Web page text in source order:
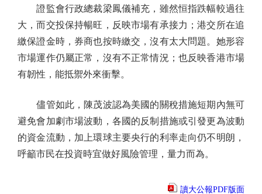
證監會行政總裁梁鳳儀補充，雖然恒指跌幅較過往
大，而交投保持暢旺，反映市場有承接力；港交所在追
繳保證金時，券商也按時繳交，沒有太大問題。她形容
市場運作仍屬正常，沒有不正常情況；也反映香港市場
有韌性，能抵禦外來衝擊。
儘管如此，陳茂波認為美國的關稅措施短期內無可
避免會加劇市場波動，各國的反制措施或引發更為波動
的資金流動，加上環球主要央行的利率走向仍不明朗，
呼籲市民在投資時宜做好風險管理，量力而為。
讀大公報PDF版面